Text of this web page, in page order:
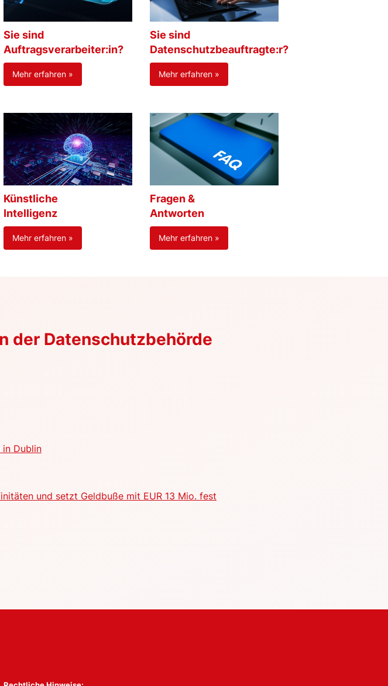
Sie sind
Auftragsverarbeiter:in?
Mehr erfahren »
Sie sind
Datenschutzbeauftragte:r?
Mehr erfahren »
Künstliche
Intelligenz
Mehr erfahren »
Fragen &
Antworten
Mehr erfahren »
der Datenschutzbehörde
in Dublin
und setzt Geldbuße mit EUR 13 Mio. fest